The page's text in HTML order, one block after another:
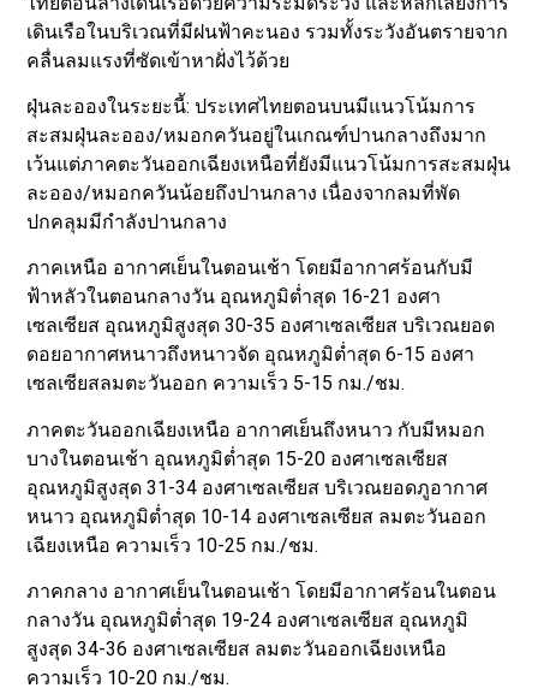
เดินเรือในบริเวณที่มีฝนฟ้าคะนอง รวมทั้งระวังอันตรายจาก
คลื่นลมแรงที่ซัดเข้าหาฝั่งไว้ด้วย
ฝุ่นละอองในระยะนี้: ประเทศไทยตอนบนมีแนวโน้มการ
สะสมฝุ่นละออง/หมอกควันอยู่ในเกณฑ์ปานกลางถึงมาก
เว้นแต่ภาคตะวันออกเฉียงเหนือที่ยังมีแนวโน้มการสะสมฝุ่น
ละออง/หมอกควันน้อยถึงปานกลาง เนื่องจากลมที่พัด
ปกคลุมมีกำลังปานกลาง
ภาคเหนือ อากาศเย็นในตอนเช้า โดยมีอากาศร้อนกับมี
ฟ้าหลัวในตอนกลางวัน อุณหภูมิต่ำสุด 16-21 องศา
เซลเซียส อุณหภูมิสูงสุด 30-35 องศาเซลเซียส บริเวณยอด
ดอยอากาศหนาวถึงหนาวจัด อุณหภูมิต่ำสุด 6-15 องศา
เซลเซียสลมตะวันออก ความเร็ว 5-15 กม./ชม.
ภาคตะวันออกเฉียงเหนือ อากาศเย็นถึงหนาว กับมีหมอก
บางในตอนเช้า อุณหภูมิต่ำสุด 15-20 องศาเซลเซียส
อุณหภูมิสูงสุด 31-34 องศาเซลเซียส บริเวณยอดภูอากาศ
หนาว อุณหภูมิต่ำสุด 10-14 องศาเซลเซียส ลมตะวันออก
เฉียงเหนือ ความเร็ว 10-25 กม./ชม.
ภาคกลาง อากาศเย็นในตอนเช้า โดยมีอากาศร้อนในตอน
กลางวัน อุณหภูมิต่ำสุด 19-24 องศาเซลเซียส อุณหภูมิ
สูงสุด 34-36 องศาเซลเซียส ลมตะวันออกเฉียงเหนือ
ความเร็ว 10-20 กม./ชม.